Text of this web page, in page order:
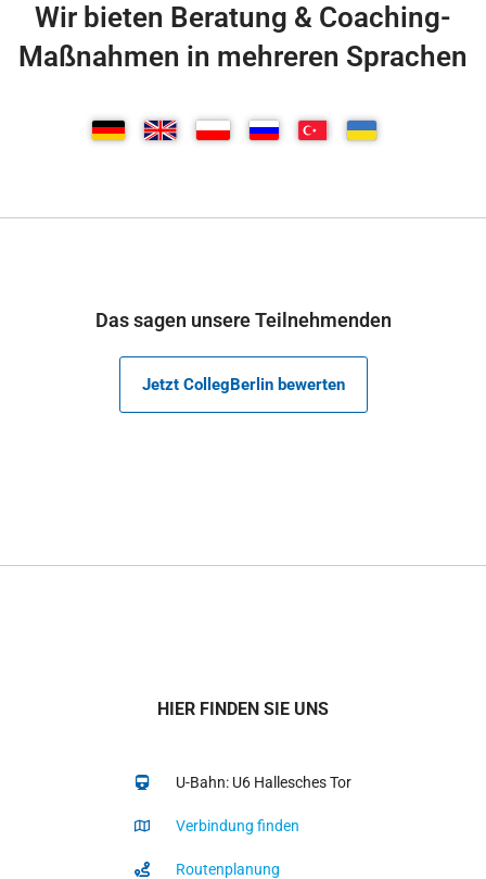
Wir bieten Beratung & Coaching-
Maßnahmen in mehreren Sprachen
Das sagen unsere Teilnehmenden
Jetzt CollegBerlin bewerten
HIER FINDEN SIE UNS
U-Bahn: U6 Hallesches Tor
Verbindung finden
Routenplanung